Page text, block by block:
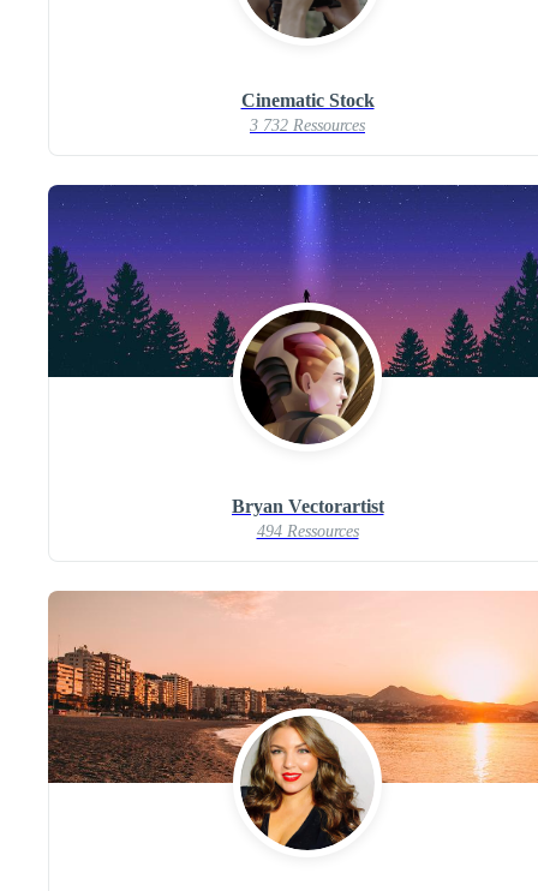
Cinematic Stock
3 732 Ressources
Bryan Vectorartist
494 Ressources